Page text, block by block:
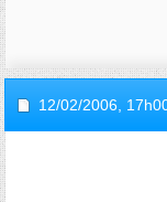
12/02/2006,